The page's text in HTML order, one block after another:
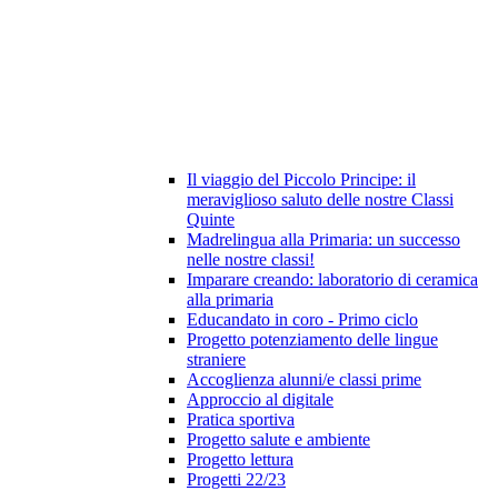
Il viaggio del Piccolo Principe: il
meraviglioso saluto delle nostre Classi
Quinte
Madrelingua alla Primaria: un successo
nelle nostre classi!
Imparare creando: laboratorio di ceramica
alla primaria
Educandato in coro - Primo ciclo
Progetto potenziamento delle lingue
straniere
Accoglienza alunni/e classi prime
Approccio al digitale
Pratica sportiva
Progetto salute e ambiente
Progetto lettura
Progetti 22/23